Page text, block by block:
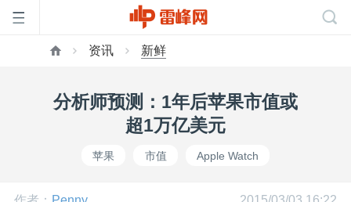
资讯 新鲜
分析师预测：1年后苹果市值或
超1万亿美元
苹果 市值 Apple Watch